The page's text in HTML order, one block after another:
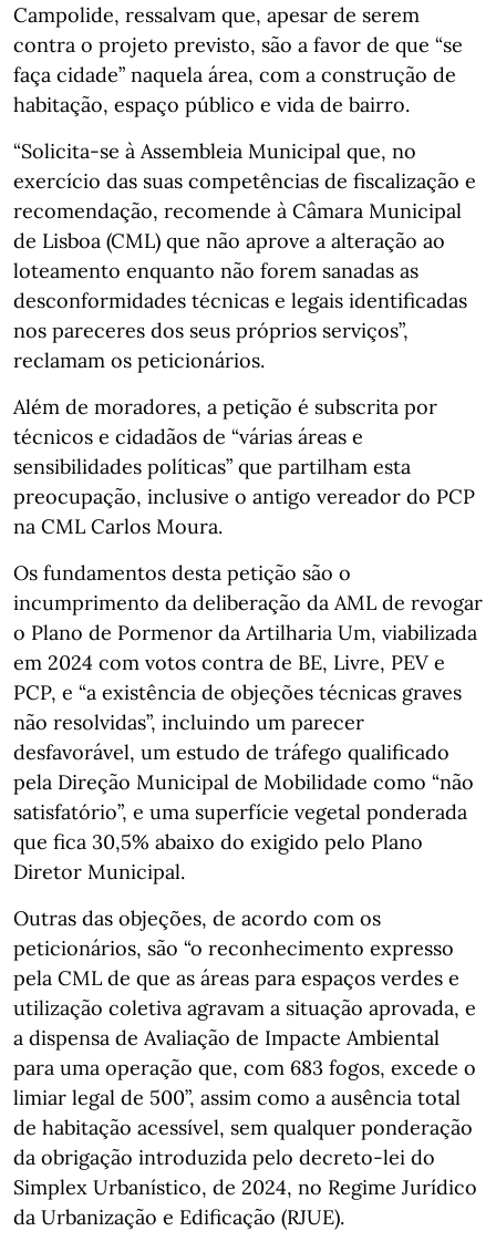
Campolide, ressalvam que, apesar de serem
contra o projeto previsto, são a favor de que “se
faça cidade” naquela área, com a construção de
habitação, espaço público e vida de bairro.
“Solicita-se à Assembleia Municipal que, no
exercício das suas competências de fiscalização e
recomendação, recomende à Câmara Municipal
de Lisboa (CML) que não aprove a alteração ao
loteamento enquanto não forem sanadas as
desconformidades técnicas e legais identificadas
nos pareceres dos seus próprios serviços”,
reclamam os peticionários.
Além de moradores, a petição é subscrita por
técnicos e cidadãos de “várias áreas e
sensibilidades políticas” que partilham esta
preocupação, inclusive o antigo vereador do PCP
na CML Carlos Moura.
Os fundamentos desta petição são o
incumprimento da deliberação da AML de revogar
o Plano de Pormenor da Artilharia Um, viabilizada
em 2024 com votos contra de BE, Livre, PEV e
PCP, e “a existência de objeções técnicas graves
não resolvidas”, incluindo um parecer
desfavorável, um estudo de tráfego qualificado
pela Direção Municipal de Mobilidade como “não
satisfatório”, e uma superfície vegetal ponderada
que fica 30,5% abaixo do exigido pelo Plano
Diretor Municipal.
Outras das objeções, de acordo com os
peticionários, são “o reconhecimento expresso
pela CML de que as áreas para espaços verdes e
utilização coletiva agravam a situação aprovada, e
a dispensa de Avaliação de Impacte Ambiental
para uma operação que, com 683 fogos, excede o
limiar legal de 500”, assim como a ausência total
de habitação acessível, sem qualquer ponderação
da obrigação introduzida pelo decreto-lei do
Simplex Urbanístico, de 2024, no Regime Jurídico
da Urbanização e Edificação (RJUE).